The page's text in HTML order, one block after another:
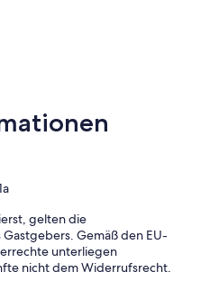
gelten die
Gemäß den EU-
unterliegen
nicht dem Widerrufsrecht.